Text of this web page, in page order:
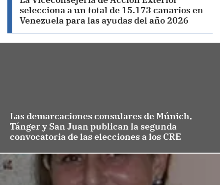
selecciona a un total de 15.173 canarios en
Venezuela para las ayudas del año 2026
Las demarcaciones consulares de Múnich,
Tánger y San Juan publican la segunda
convocatoria de las elecciones a los CRE